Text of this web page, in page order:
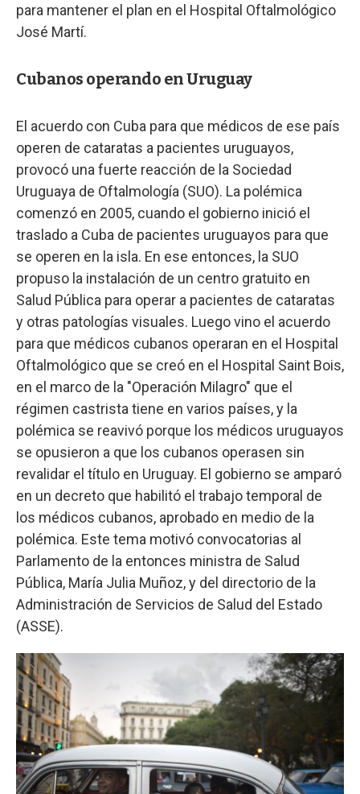
para mantener el plan en el Hospital Oftalmológico
José Martí.
Cubanos operando en Uruguay
El acuerdo con Cuba para que médicos de ese país
operen de cataratas a pacientes uruguayos,
provocó una fuerte reacción de la Sociedad
Uruguaya de Oftalmología (SUO). La polémica
comenzó en 2005, cuando el gobierno inició el
traslado a Cuba de pacientes uruguayos para que
se operen en la isla. En ese entonces, la SUO
propuso la instalación de un centro gratuito en
Salud Pública para operar a pacientes de cataratas
y otras patologías visuales. Luego vino el acuerdo
para que médicos cubanos operaran en el Hospital
Oftalmológico que se creó en el Hospital Saint Bois,
en el marco de la "Operación Milagro" que el
régimen castrista tiene en varios países, y la
polémica se reavivó porque los médicos uruguayos
se opusieron a que los cubanos operasen sin
revalidar el título en Uruguay. El gobierno se amparó
en un decreto que habilitó el trabajo temporal de
los médicos cubanos, aprobado en medio de la
polémica. Este tema motivó convocatorias al
Parlamento de la entonces ministra de Salud
Pública, María Julia Muñoz, y del directorio de la
Administración de Servicios de Salud del Estado
(ASSE).